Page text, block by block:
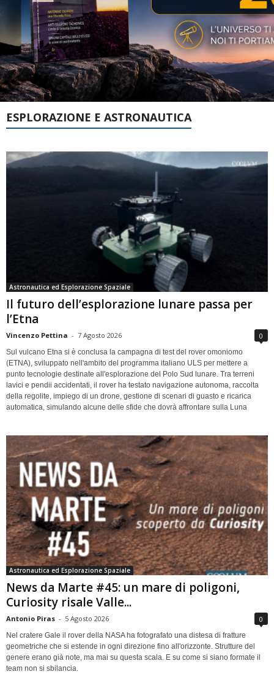
ESPLORAZIONE E ASTRONAUTICA
Astronautica ed Esplorazione Spaziale
Il futuro dell’esplorazione lunare passa per
l’Etna
Vincenzo Pettina - 7 Agosto 2026 0
Sul vulcano Etna si è conclusa la campagna di test del rover omoniomo
(ETNA), sviluppato nell'ambito del programma italiano ULS per mettere a
punto tecnologie destinate all'esplorazione del Polo Sud lunare. Tra terreni
lavici e pendii accidentati, il rover ha testato navigazione autonoma, raccolta
della regolite, impiego di un drone, gestione di scenari di guasto e ricarica
automatica, simulando alcune delle sfide che dovrà affrontare sulla Luna
Astronautica ed Esplorazione Spaziale
News da Marte #45: un mare di poligoni,
Curiosity risale Valle...
Antonio Piras - 5 Agosto 2026 0
Nel cratere Gale il rover della NASA ha fotografato una distesa di fratture
geometriche che si estende in ogni direzione fino all'orizzonte. Strutture del
genere erano già note, ma mai su questa scala. E su come si siano formate il
team non si sbilancia.